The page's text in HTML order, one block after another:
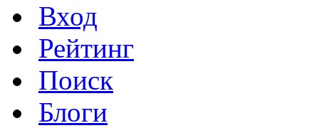
Вход
Рейтинг
Поиск
Блоги